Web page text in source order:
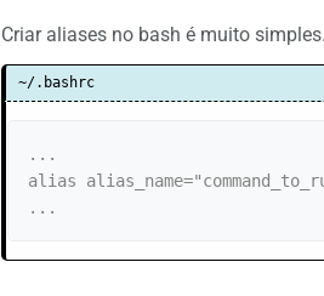
Criar aliases no bash é muito
~/.bashrc
...
alias
...